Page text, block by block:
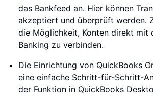
das Bankfeed an. Hier können
akzeptiert und überprüft werden.
die Möglichkeit, Konten direkt mit
Banking zu verbinden.
Die Einrichtung von QuickBooks
eine einfache Schritt-für-Schritt-
der Funktion in QuickBooks